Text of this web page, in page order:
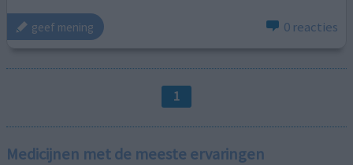
geef mening 0 reacties
1
Medicijnen met de meeste ervaringen